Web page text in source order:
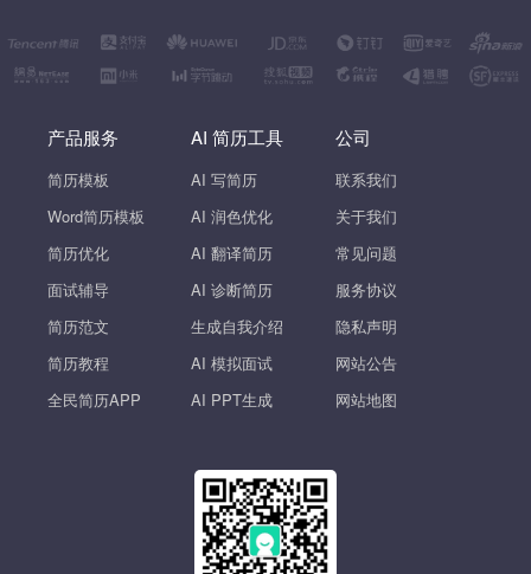
产品服务
简历模板
Word简历模板
简历优化
面试辅导
简历范文
简历教程
全民简历APP
AI 简历工具
AI 写简历
AI 润色优化
AI 翻译简历
AI 诊断简历
生成自我介绍
AI 模拟面试
AI PPT生成
公司
联系我们
关于我们
常见问题
服务协议
隐私声明
网站公告
网站地图